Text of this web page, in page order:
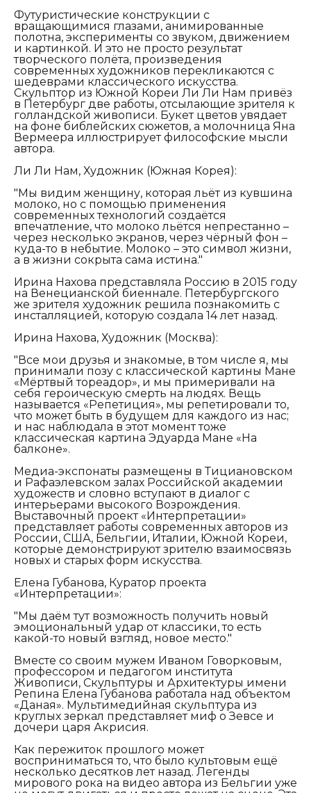
Футуристические конструкции с
вращающимися глазами, анимированные
полотна, эксперименты со звуком, движением
и картинкой. И это не просто результат
творческого полёта, произведения
современных художников перекликаются с
шедеврами классического искусства.
Скульптор из Южной Кореи Ли Ли Нам привёз
в Петербург две работы, отсылающие зрителя к
голландской живописи. Букет цветов увядает
на фоне библейских сюжетов, а молочница Яна
Вермеера иллюстрирует философские мысли
автора.
Ли Ли Нам, Художник (Южная Корея):
"Мы видим женщину, которая льёт из кувшина
молоко, но с помощью применения
современных технологий создаётся
впечатление, что молоко льётся непрестанно –
через несколько экранов, через чёрный фон –
куда-то в небытие. Молоко – это символ жизни,
а в жизни сокрыта сама истина."
Ирина Нахова представляла Россию в 2015 году
на Венецианской биеннале. Петербургского
же зрителя художник решила познакомить с
инсталляцией, которую создала 14 лет назад.
Ирина Нахова, Художник (Москва):
"Все мои друзья и знакомые, в том числе я, мы
принимали позу с классической картины Мане
«Мёртвый тореадор», и мы примеривали на
себя героическую смерть на людях. Вещь
называется «Репетиция», мы репетировали то,
что может быть в будущем для каждого из нас;
и нас наблюдала в этот момент тоже
классическая картина Эдуарда Мане «На
балконе».
Медиа-экспонаты размещены в Тициановском
и Рафаэлевском залах Российской академии
художеств и словно вступают в диалог с
интерьерами высокого Возрождения.
Выставочный проект «Интерпретации»
представляет работы современных авторов из
России, США, Бельгии, Италии, Южной Кореи,
которые демонстрируют зрителю взаимосвязь
новых и старых форм искусства.
Елена Губанова, Куратор проекта
«Интерпретации»:
"Мы даём тут возможность получить новый
эмоциональный удар от классики, то есть
какой-то новый взгляд, новое место."
Вместе со своим мужем Иваном Говорковым,
профессором и педагогом института
Живописи, Скульптуры и Архитектуры имени
Репина Елена Губанова работала над объектом
«Даная». Мультимедийная скульптура из
круглых зеркал представляет миф о Зевсе и
дочери царя Акрисия.
Как пережиток прошлого может
восприниматься то, что было культовым ещё
несколько десятков лет назад. Легенды
мирового рока на видео автора из Бельгии уже